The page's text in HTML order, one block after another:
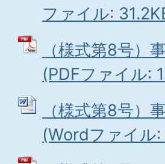
ファイル:
（様式第8号）
(PDFファイル:
（様式第8号）
(Wordファイル: